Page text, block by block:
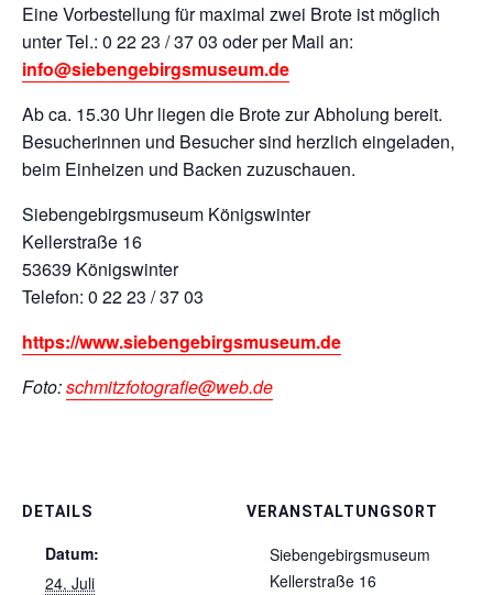
Eine Vorbestellung für maximal zwei Brote ist möglich
unter Tel.: 0 22 23 / 37 03 oder per Mail an:
info@siebengebirgsmuseum.de
Ab ca. 15.30 Uhr liegen die Brote zur Abholung bereit.
Besucherinnen und Besucher sind herzlich eingeladen,
beim Einheizen und Backen zuzuschauen.
Siebengebirgsmuseum Königswinter
Kellerstraße 16
53639 Königswinter
Telefon: 0 22 23 / 37 03
https://www.siebengebirgsmuseum.de
Foto:schmitzfotografie@web.de
DETAILS
Datum:
24. Juli
VERANSTALTUNGSORT
Siebengebirgsmuseum
Kellerstraße 16